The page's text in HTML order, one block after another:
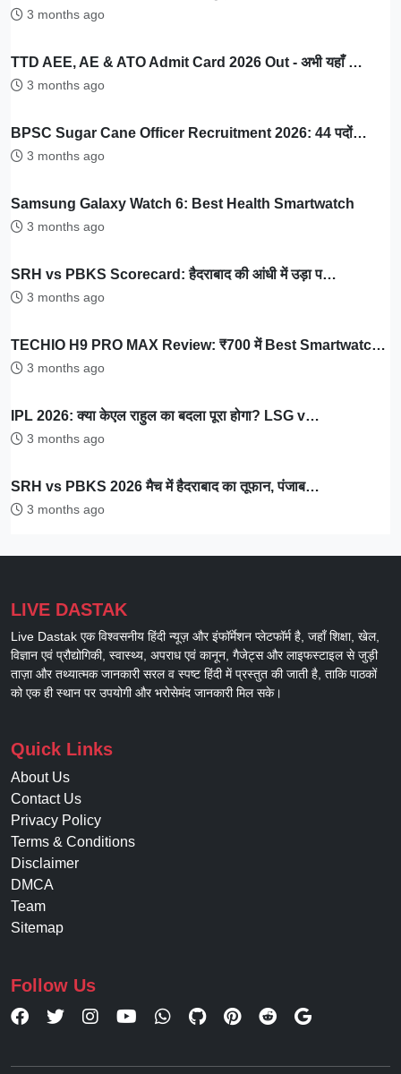
3 months ago
TTD AEE, AE & ATO Admit Card 2026 Out - अभी यहाँ …
3 months ago
BPSC Sugar Cane Officer Recruitment 2026: 44 पदों…
3 months ago
Samsung Galaxy Watch 6: Best Health Smartwatch
3 months ago
SRH vs PBKS Scorecard: हैदराबाद की आंधी में उड़ा प…
3 months ago
TECHIO H9 PRO MAX Review: ₹700 में Best Smartwatc…
3 months ago
IPL 2026: क्या केएल राहुल का बदला पूरा होगा? LSG v…
3 months ago
SRH vs PBKS 2026 मैच में हैदराबाद का तूफान, पंजाब…
3 months ago
LIVE DASTAK
Live Dastak एक विश्वसनीय हिंदी न्यूज़ और इंफॉर्मेशन प्लेटफॉर्म है, जहाँ शिक्षा, खेल,
विज्ञान एवं प्रौद्योगिकी, स्वास्थ्य, अपराध एवं कानून, गैजेट्स और लाइफस्टाइल से जुड़ी
ताज़ा और तथ्यात्मक जानकारी सरल व स्पष्ट हिंदी में प्रस्तुत की जाती है, ताकि पाठकों
को एक ही स्थान पर उपयोगी और भरोसेमंद जानकारी मिल सके।
Quick Links
About Us
Contact Us
Privacy Policy
Terms & Conditions
Disclaimer
DMCA
Team
Sitemap
Follow Us